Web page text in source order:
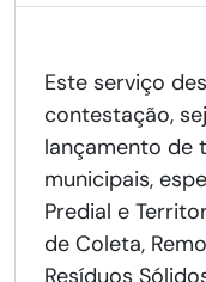
Este serviço
contestação,
lançamento de
municipais,
Predial e
de Coleta,